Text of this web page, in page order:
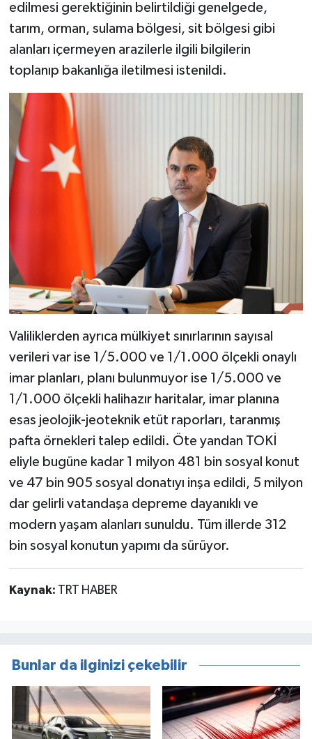
edilmesi gerektiğinin belirtildiği genelgede,
tarım, orman, sulama bölgesi, sit bölgesi gibi
alanları içermeyen arazilerle ilgili bilgilerin
toplanıp bakanlığa iletilmesi istenildi.
Valiliklerden ayrıca mülkiyet sınırlarının sayısal
verileri var ise 1/5.000 ve 1/1.000 ölçekli onaylı
imar planları, planı bulunmuyor ise 1/5.000 ve
1/1.000 ölçekli halihazır haritalar, imar planına
esas jeolojik-jeoteknik etüt raporları, taranmış
pafta örnekleri talep edildi. Öte yandan TOKİ
eliyle bugüne kadar 1 milyon 481 bin sosyal konut
ve 47 bin 905 sosyal donatıyı inşa edildi, 5 milyon
dar gelirli vatandaşa depreme dayanıklı ve
modern yaşam alanları sunuldu. Tüm illerde 312
bin sosyal konutun yapımı da sürüyor.
Kaynak: TRT HABER
Bunlar da ilginizi çekebilir